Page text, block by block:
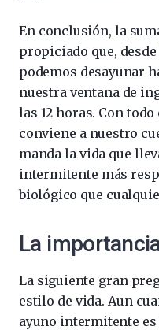
En conclusión, la
propiciado que, desde
podemos desayunar
nuestra ventana de
las 12 horas. Con
conviene a nuestro
manda la vida que
intermitente más
biológico que
La
La siguiente gran
estilo de vida. Aun
ayuno intermitente es